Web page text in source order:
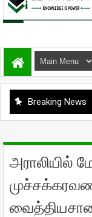
Breaking News
தேவை AI —
அராலியில்